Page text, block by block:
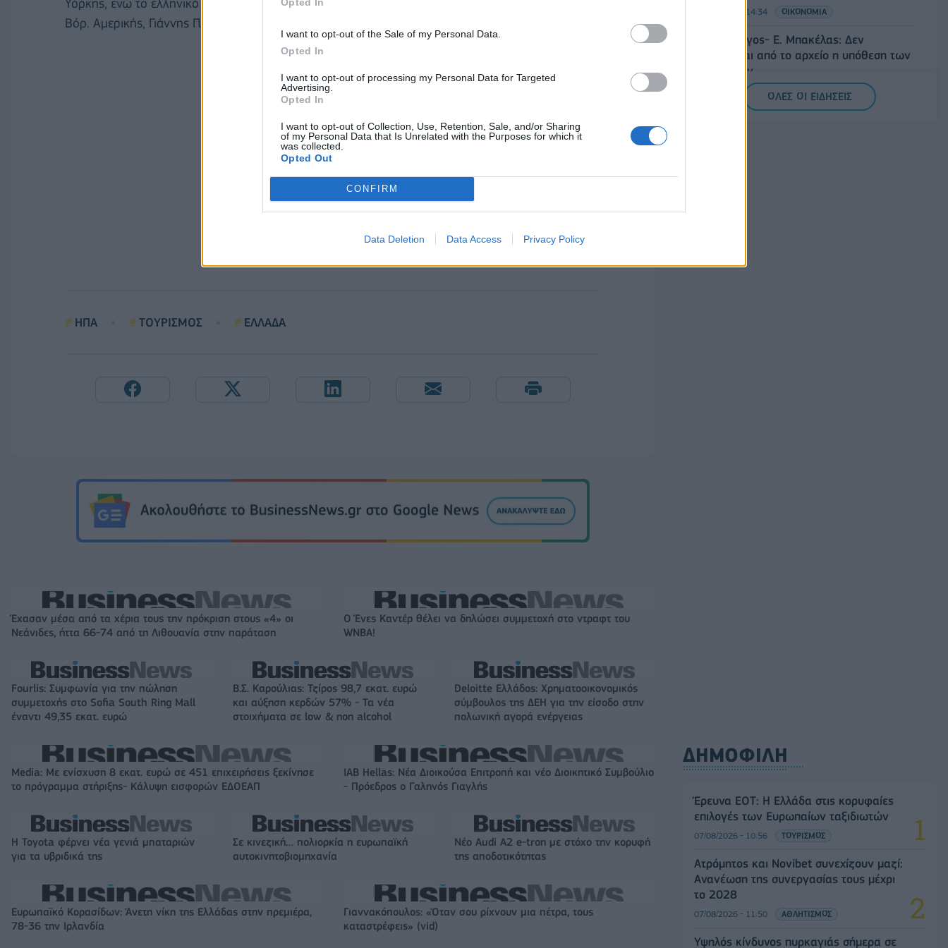
I want to opt-out of the Sale of my Personal Data.
Opted In
I want to opt-out of processing my Personal Data for Targeted
Advertising.
Opted In
I want to opt-out of Collection, Use, Retention, Sale, and/or Sharing
of my Personal Data that Is Unrelated with the Purposes for which it
was collected.
Opted Out
CONFIRM
Data Deletion Data Access Privacy Policy
Βόρ. Αμερικής, Γιάννης Πλεξουσάκης.
ΗΠΑ ΤΟΥΡΙΣΜΟΣ ΕΛΛΑΔΑ
Έχασαν μέσα από τα χέρια τους την πρόκριση στους «4» οι
Νεάνιδες, ήττα 66-74 από τη Λιθουανία στην παράταση
Ο Ένες Καντέρ θέλει να δηλώσει συμμετοχή στο ντραφτ του
WNBA!
Fourlis: Συμφωνία για την πώληση
συμμετοχής στο Sofia South Ring Mall
έναντι 49,35 εκατ. ευρώ
Β.Σ. Καρούλιας: Τζίρος 98,7 εκατ. ευρώ
και αύξηση κερδών 57% - Τα νέα
στοιχήματα σε low & non alcohol
Deloitte Ελλάδος: Χρηματοοικονομικός
σύμβουλος της ΔΕΗ για την είσοδο στην
πολωνική αγορά ενέργειας
Media: Με ενίσχυση 8 εκατ. ευρώ σε 451 επιχειρήσεις ξεκίνησε
το πρόγραμμα στήριξης- Κάλυψη εισφορών ΕΔΟΕΑΠ
IAB Hellas: Νέα Διοικούσα Επιτροπή και νέο Διοικητικό Συμβούλιο
- Πρόεδρος ο Γαληνός Γιαγλής
Η Toyota φέρνει νέα γενιά μπαταριών
για τα υβριδικά της
Σε κινεζική… πολιορκία η ευρωπαϊκή
αυτοκινητοβιομηχανία
Νέο Audi A2 e-tron με στόχο την κορυφή
της αποδοτικότητας
Ευρωπαϊκό Κορασίδων: Άνετη νίκη της Ελλάδας στην πρεμιέρα,
78-36 την Ιρλανδία
Γιαννακόπουλος: «Όταν σου ρίχνουν μια πέτρα, τους
καταστρέφεις» (vid)
07/08/2026 - 14:34 ΟΙΚΟΝΟΜΙΑ
Άρειος Πάγος- Ε. Μπακέλας: Δεν
ανασύρεται από το αρχείο η υπόθεση των
υποκλοπών
07/08/2026 - 14:11 ΕΛΛΑΔΑ
ΟΛΕΣ ΟΙ ΕΙΔΗΣΕΙΣ
ΔΗΜΟΦΙΛΗ
Έρευνα ΕΟΤ: Η Ελλάδα στις κορυφαίες
επιλογές των Ευρωπαίων ταξιδιωτών
07/08/2026 - 10:56 ΤΟΥΡΙΣΜΟΣ
Ατρόμητος και Novibet συνεχίζουν μαζί:
Ανανέωση της συνεργασίας τους μέχρι
το 2028
07/08/2026 - 11:50 ΑΘΛΗΤΙΣΜΟΣ
Υψηλός κίνδυνος πυρκαγιάς σήμερα σε